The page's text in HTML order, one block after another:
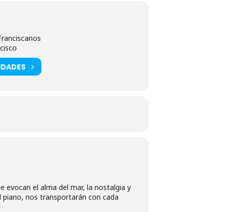
evocan el alma del mar, la nostalgia y
piano, nos transportarán con cada